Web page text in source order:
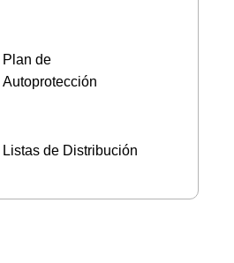
Plan de
Autoprotección
Listas de Distribución